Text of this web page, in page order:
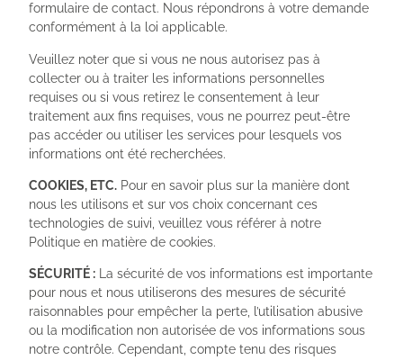
formulaire de contact. Nous répondrons à votre demande
conformément à la loi applicable.
Veuillez noter que si vous ne nous autorisez pas à
collecter ou à traiter les informations personnelles
requises ou si vous retirez le consentement à leur
traitement aux fins requises, vous ne pourrez peut-être
pas accéder ou utiliser les services pour lesquels vos
informations ont été recherchées.
COOKIES, ETC. Pour en savoir plus sur la manière dont
nous les utilisons et sur vos choix concernant ces
technologies de suivi, veuillez vous référer à notre
Politique en matière de cookies.
SÉCURITÉ : La sécurité de vos informations est importante
pour nous et nous utiliserons des mesures de sécurité
raisonnables pour empêcher la perte, l’utilisation abusive
ou la modification non autorisée de vos informations sous
notre contrôle. Cependant, compte tenu des risques